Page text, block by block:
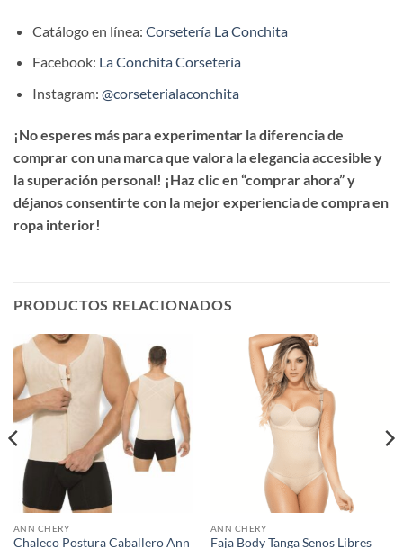
Catálogo en línea: Corsetería La Conchita
Facebook: La Conchita Corsetería
Instagram: @corseterialaconchita
¡No esperes más para experimentar la diferencia de
comprar con una marca que valora la elegancia accesible y
la superación personal! ¡Haz clic en “comprar ahora” y
déjanos consentirte con la mejor experiencia de compra en
ropa interior!
PRODUCTOS RELACIONADOS
ANN CHERY
Chaleco Postura Caballero Ann
ANN CHERY
Faja Body Tanga Senos Libres